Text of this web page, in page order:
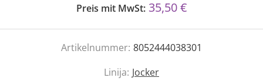
Preis mit MwSt: 35,50 €
Artikelnummer: 8052444038301
Linija: Jocker